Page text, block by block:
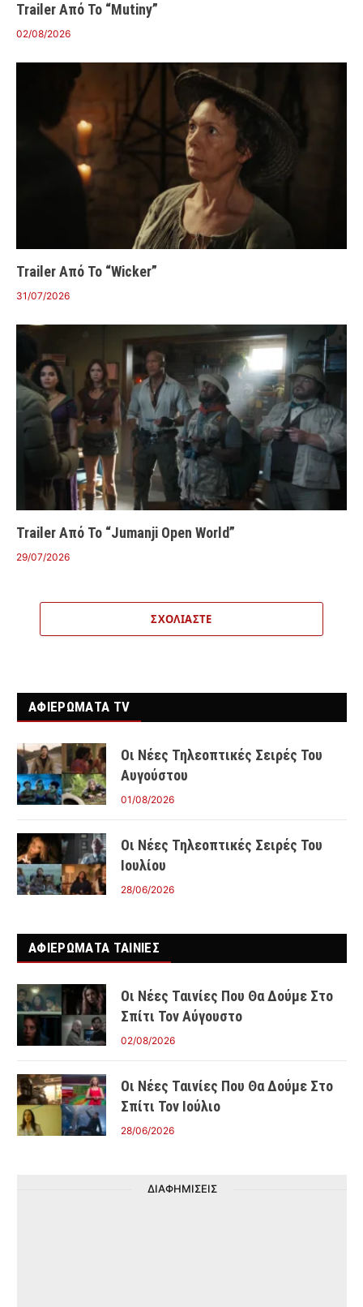
Trailer Από Το “Mutiny”
02/08/2026
Trailer Από Το “Wicker”
31/07/2026
Trailer Από Το “Jumanji Open World”
29/07/2026
ΣΧΟΛΙΆΣΤΕ
ΑΦΙΕΡΩΜΑΤΑ TV
Οι Νέες Τηλεοπτικές Σειρές Του
Αυγούστου
01/08/2026
Οι Νέες Τηλεοπτικές Σειρές Του
Ιουλίου
28/06/2026
ΑΦΙΕΡΩΜΑΤΑ ΤΑΙΝΊΕΣ
Οι Νέες Ταινίες Που Θα Δούμε Στο
Σπίτι Τον Αύγουστο
02/08/2026
Οι Νέες Ταινίες Που Θα Δούμε Στο
Σπίτι Τον Ιούλιο
28/06/2026
ΔΙΑΦΗΜΙΣΕΙΣ